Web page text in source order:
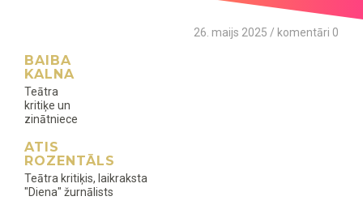
26. maijs 2025 / komentāri 0
BAIBA
KALNA
Teātra
kritiķe un
zinātniece
ATIS
ROZENTĀLS
Teātra kritiķis, laikraksta
"Diena" žurnālists